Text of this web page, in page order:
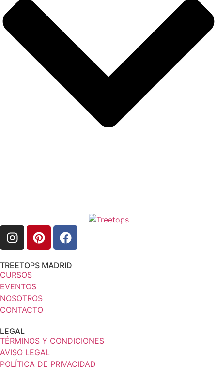
TREETOPS MADRID
CURSOS
EVENTOS
NOSOTROS
CONTACTO
LEGAL
TÉRMINOS Y CONDICIONES
AVISO LEGAL
POLÍTICA DE PRIVACIDAD